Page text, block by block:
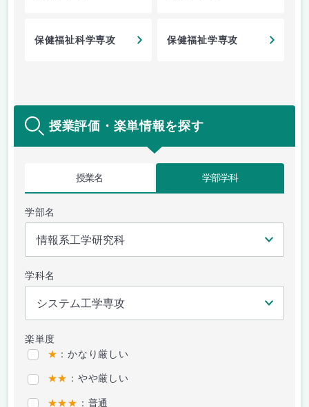
保健福祉科学専攻 保健福祉学専攻
授業評価・楽単情報を探す
授業名 学部学科
学部名
学科名
楽単度
★ ：かなり厳しい
★★ ：やや厳しい
★★★ ：普通